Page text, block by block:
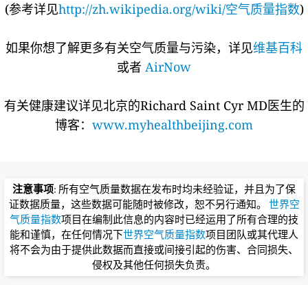
(参考详见http://zh.wikipedia.org/wiki/空气质量指数)
如果你想了解更多有关空气质量与污染，详见维基百科
或者 AirNow
有关健康建议详见北京的Richard Saint Cyr MD医生的
博客： www.myhealthbeijing.com
注意事项: 所有空气质量数据在发布时均未经验证，并且为了保
证数据质量，这些数据可能随时被修改，恕不另行通知。 世界空
气质量指数项目在编制此信息的内容时已经运用了所有合理的技
能和谨慎，在任何情况下世界空气质量指数项目团队或其代理人
将不会为由于提供此数据而直接或间接引起的伤害、合同损失、
侵权及其他任何损失负责。